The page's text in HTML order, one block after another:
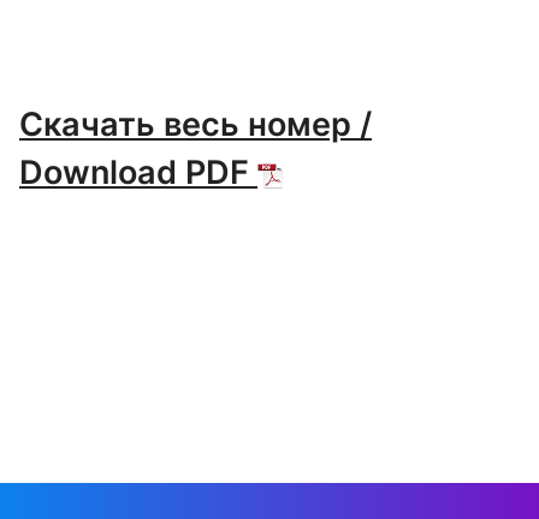
Скачать весь номер /
Download PDF